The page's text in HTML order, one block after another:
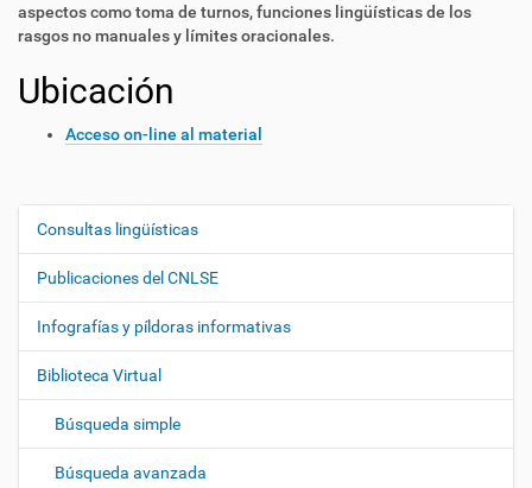
aspectos como toma de turnos, funciones lingüísticas de los
rasgos no manuales y límites oracionales.
Ubicación
Acceso on-line al material
N
e
g
a
i
Consultas lingüísticas
Publicaciones del CNLSE
Infografías y píldoras informativas
Biblioteca Virtual
Búsqueda simple
Búsqueda avanzada